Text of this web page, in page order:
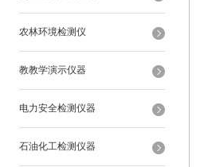
农林环境检测仪
教教学演示仪器
电力安全检测仪器
石油化工检测仪器